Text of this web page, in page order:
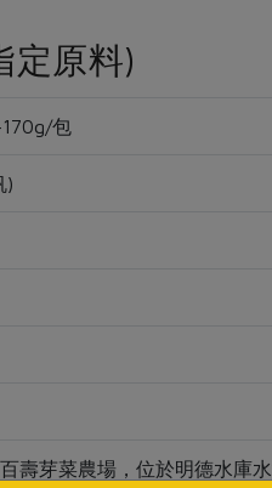
定原料)
包
)
壽芽菜農場，位於明德水庫